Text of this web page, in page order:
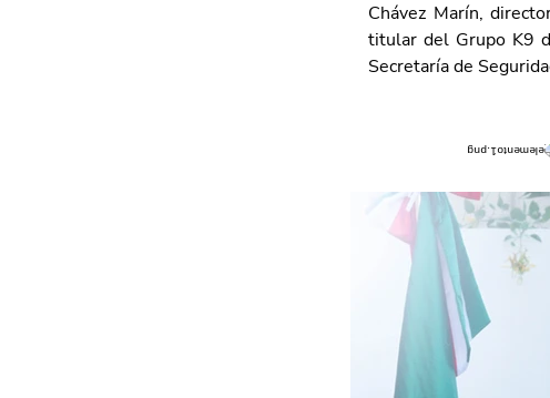
Chávez Marín,
titular del Grupo K9
Secretaría de